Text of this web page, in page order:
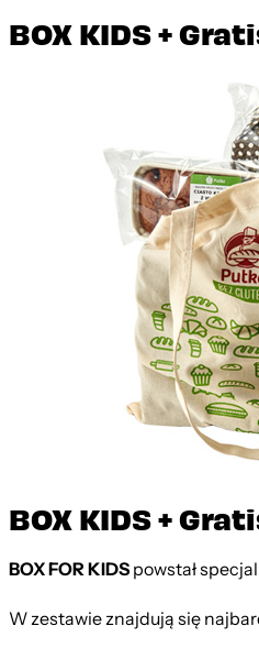
BOX KIDS +
BOX KIDS +
BOX FOR KIDSpowstał
W zestawie znajdują się